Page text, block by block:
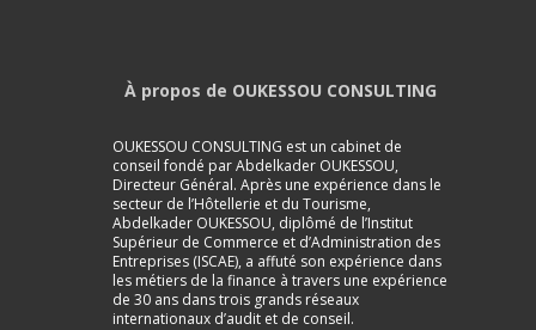
À propos de OUKESSOU CONSULTING
OUKESSOU CONSULTING est un cabinet de
conseil fondé par Abdelkader OUKESSOU,
Directeur Général. Après une expérience dans le
secteur de l’Hôtellerie et du Tourisme,
Abdelkader OUKESSOU, diplômé de l’Institut
Supérieur de Commerce et d’Administration des
Entreprises (ISCAE), a affuté son expérience dans
les métiers de la finance à travers une expérience
de 30 ans dans trois grands réseaux
internationaux d’audit et de conseil.